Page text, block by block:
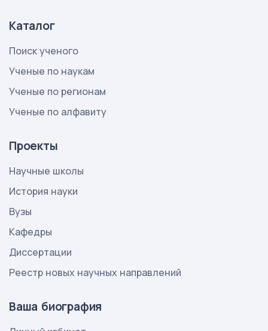
Каталог
Поиск ученого
Ученые по наукам
Ученые по регионам
Ученые по алфавиту
Проекты
Научные школы
История науки
Вузы
Кафедры
Диссертации
Реестр новых научных направлений
Ваша биография